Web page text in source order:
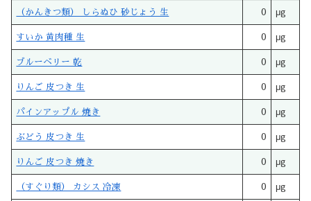
（かんきつ類） しらぬひ 砂じょう 生 0 μg
すいか 黄肉種 生 0 μg
ブルーベリー 乾 0 μg
りんご 皮つき 生 0 μg
パインアップル 焼き 0 μg
ぶどう 皮つき 生 0 μg
りんご 皮つき 焼き 0 μg
（すぐり類） カシス 冷凍 0 μg